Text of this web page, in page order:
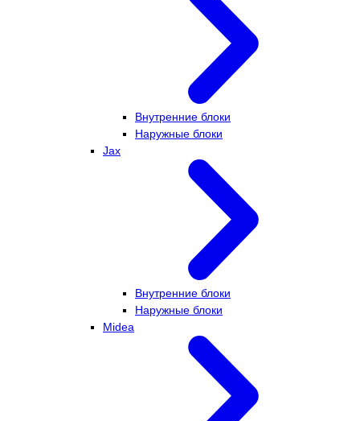
Внутренние блоки
Наружные блоки
Jax
Внутренние блоки
Наружные блоки
Midea